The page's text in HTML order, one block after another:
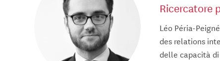
Ricercatore
Léo Péria-
des relations
delle capacità